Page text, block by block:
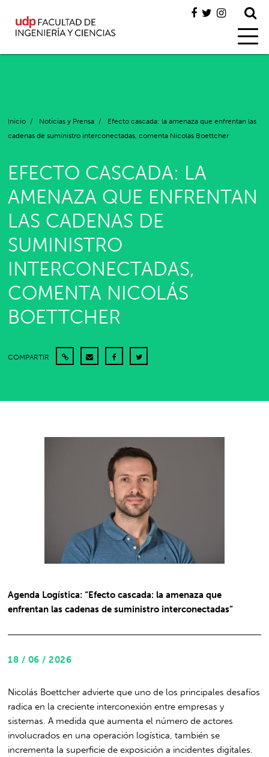
Inicio / Noticias y Prensa /
Efecto cascada: la amenaza que enfrentan las
cadenas de suministro interconectadas, comenta Nicolás Boettcher
EFECTO CASCADA: LA
AMENAZA QUE ENFRENTAN
LAS CADENAS DE
SUMINISTRO
INTERCONECTADAS,
COMENTA NICOLÁS
BOETTCHER
COMPARTIR
Agenda Logística: “Efecto cascada: la amenaza que
enfrentan las cadenas de suministro interconectadas”
18 / 06 / 2026
Nicolás Boettcher advierte que uno de los principales desafíos
radica en la creciente interconexión entre empresas y
sistemas. A medida que aumenta el número de actores
involucrados en una operación logística, también se
incrementa la superficie de exposición a incidentes digitales.